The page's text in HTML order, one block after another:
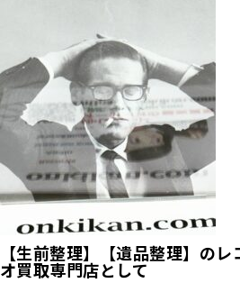
【生前整理】【遺品整理】の
オ買取専門店として